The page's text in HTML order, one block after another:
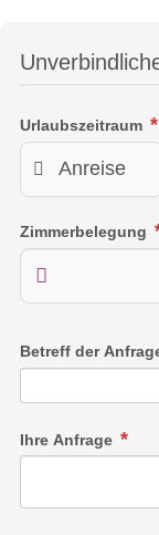
Urlaubszeitraum
Zimmerbelegung
Betreff der
Ihre Anfrage